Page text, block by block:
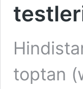
toptan